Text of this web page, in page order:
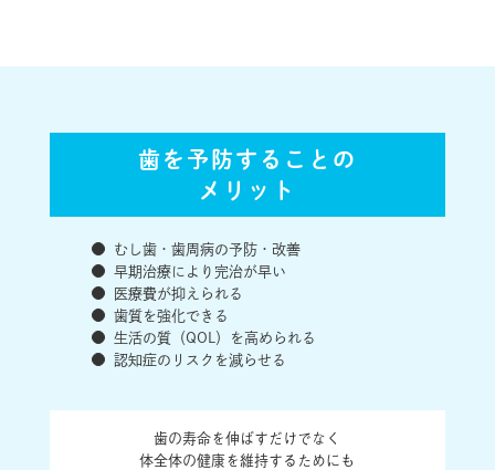
歯を予防することの
メリット
むし歯・歯周病の予防・改善
早期治療により完治が早い
医療費が抑えられる
歯質を強化できる
生活の質（QOL）を高められる
認知症のリスクを減らせる
歯の寿命を伸ばすだけでなく
体全体の健康を維持するためにも